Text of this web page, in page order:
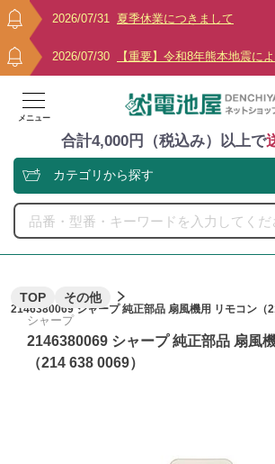
2026/07/31 夏季休業につきまして
2026/07/30 【重要】令和8年熊本地震に
メニュー
合計4,000円（税込み）以上で
TOP その他
2146380069 シャープ 純正部品 扇風機用 リモコン（
シャープ
2146380069 シャープ 純正部品 扇風
（214 638 0069）